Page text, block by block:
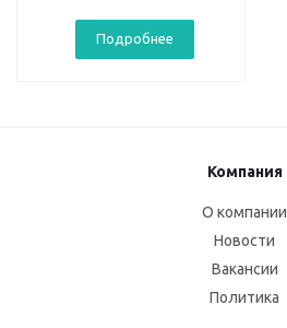
Подробнее
Компания
О компании
Новости
Вакансии
Политика